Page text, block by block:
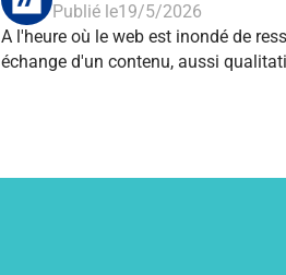
Publié le19/5/2026
A l'heure où le web est inondé de
échange d'un contenu, aussi